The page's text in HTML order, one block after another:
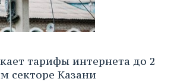
тарифы интернета до 2
секторе Казани